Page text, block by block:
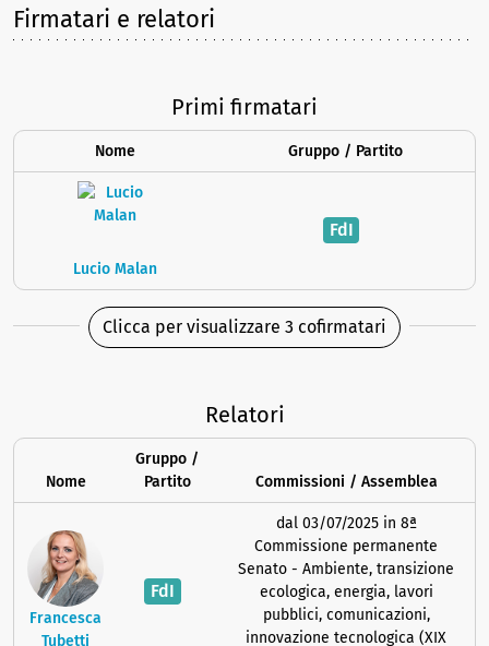
Firmatari e relatori
Primi firmatari
Nome Gruppo / Partito
Lucio Malan
FdI
Clicca per visualizzare 3 cofirmatari
Relatori
Nome
Gruppo /
Partito
Commissioni / Assemblea
Francesca
Tubetti
FdI
dal 03/07/2025 in 8ª
Commissione permanente
Senato - Ambiente, transizione
ecologica, energia, lavori
pubblici, comunicazioni,
innovazione tecnologica (XIX